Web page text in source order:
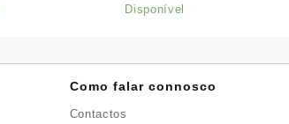
Disponível
Como falar connosco
Contactos